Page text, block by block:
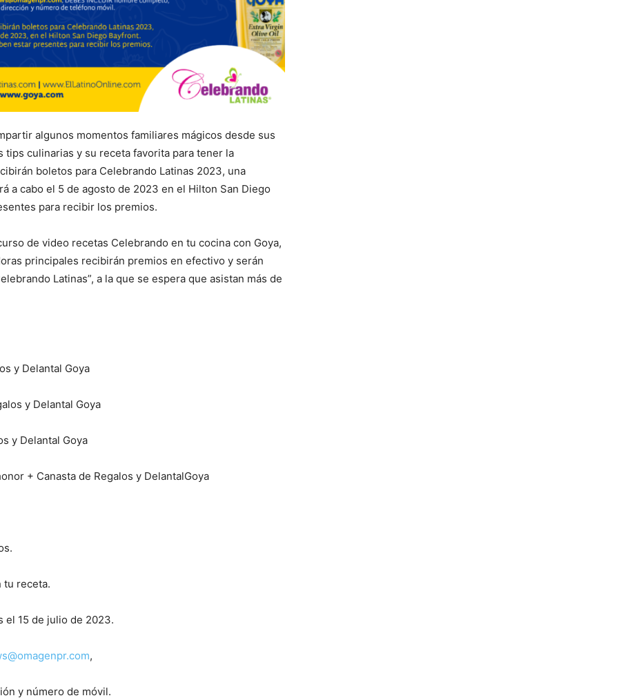
algunos momentos familiares mágicos desde sus
culinarias y su receta favorita para tener la
boletos para Celebrando Latinas 2023, una
a cabo el 5 de agosto de 2023 en el Hilton San Diego
para recibir los premios.
de video recetas Celebrando en tu cocina con Goya,
principales recibirán premios en efectivo y serán
Latinas”, a la que se espera que asistan más de
y Delantal Goya
y Delantal Goya
y Delantal Goya
+ Canasta de Regalos y DelantalGoya
tu receta.
el 15 de julio de 2023.
,
y número de móvil.